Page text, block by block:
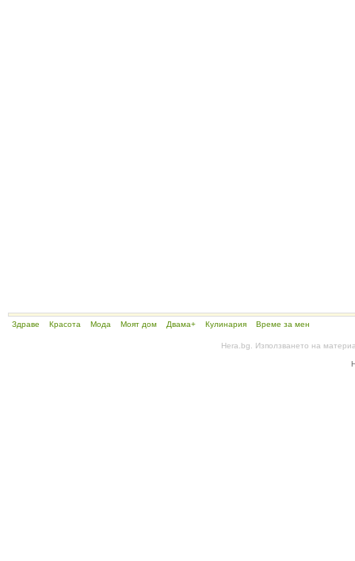
Здраве Красота Мода Моят дом Двама+ Кулинария Време за мен
Hera.bg. Използването на